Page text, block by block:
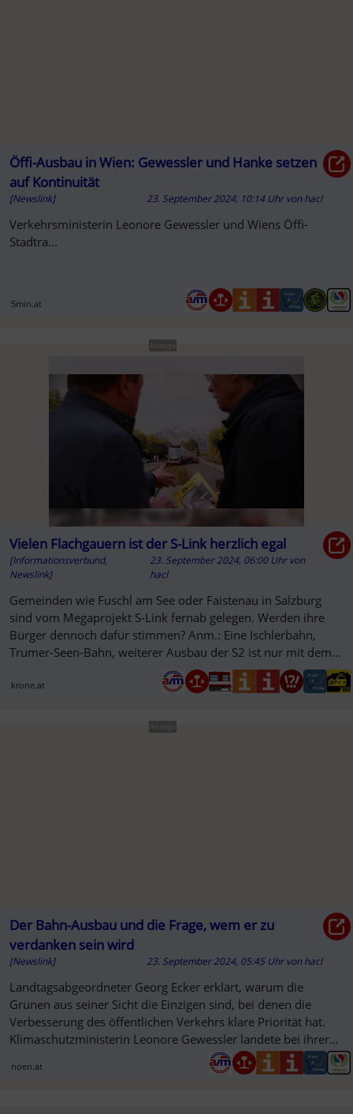
Öffi-Ausbau in Wien: Gewessler und Hanke setzen
auf Kontinuität
[Newslink] 23. September 2024, 10:14 Uhr vonhacl
Verkehrsministerin Leonore Gewessler und Wiens Öffi-
Stadtra...
5min.at
Anzeige
Vielen Flachgauern ist der S-Link herzlich egal
[Informationsverbund,
Newslink]
23. September 2024, 06:00 Uhr von
hacl
Gemeinden wie Fuschl am See oder Faistenau in Salzburg
sind vom Megaprojekt S-Link fernab gelegen. Werden ihre
Bürger dennoch dafür stimmen? Anm.: Eine Ischlerbahn,
Trumer-Seen-Bahn, weiterer Ausbau der S2 ist nur mit dem
krone.at
Anzeige
Der Bahn-Ausbau und die Frage, wem er zu
verdanken sein wird
[Newslink] 23. September 2024, 05:45 Uhr vonhacl
Landtagsabgeordneter Georg Ecker erklärt, warum die
Grünen aus seiner Sicht die Einzigen sind, bei denen die
Verbesserung des öffentlichen Verkehrs klare Priorität hat.
Klimaschutzministerin Leonore Gewessler landete bei ihrer
noen.at